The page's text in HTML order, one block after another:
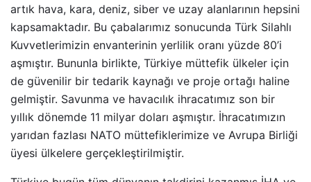
artık hava, kara, deniz, siber ve uzay alanlarının hepsini
kapsamaktadır. Bu çabalarımız sonucunda Türk Silahlı
Kuvvetlerimizin envanterinin yerlilik oranı yüzde 80’i
aşmıştır. Bununla birlikte, Türkiye müttefik ülkeler için
de güvenilir bir tedarik kaynağı ve proje ortağı haline
gelmiştir. Savunma ve havacılık ihracatımız son bir
yıllık dönemde 11 milyar doları aşmıştır. İhracatımızın
yarıdan fazlası NATO müttefiklerimize ve Avrupa Birliği
üyesi ülkelere gerçekleştirilmiştir.